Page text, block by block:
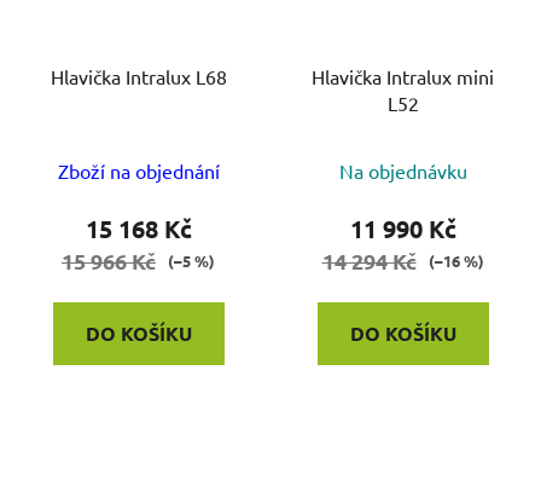
Hlavička Intralux L68
Zboží na objednání
15 168 Kč
15 966 Kč (–5 %)
DO KOŠÍKU
Hlavička Intralux mini
L52
Na objednávku
11 990 Kč
14 294 Kč (–16 %)
DO KOŠÍKU